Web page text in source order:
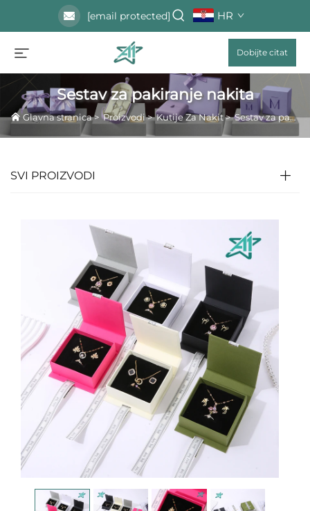
[email protected] HR
Dobijte citat
Sestav za pakiranje nakita
Glavna stranica>Proizvodi>Kutije Za Nakit>Sestav za pakiranje nakita
SVI PROIZVODI